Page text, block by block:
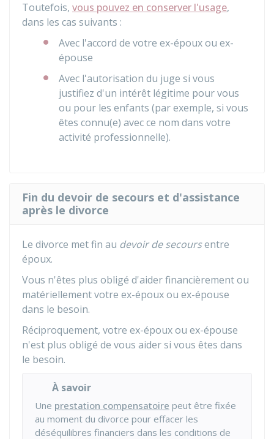
Toutefois, vous pouvez en conserver l'usage,
dans les cas suivants :
Avec l'accord de votre ex-époux ou ex-
épouse
Avec l'autorisation du juge si vous
justifiez d'un intérêt légitime pour vous
ou pour les enfants (par exemple, si vous
êtes connu(e) avec ce nom dans votre
activité professionnelle).
Fin du devoir de secours et d'assistance
après le divorce
Le divorce met fin au devoir de secoursentre
époux.
Vous n'êtes plus obligé d'aider financièrement ou
matériellement votre ex-époux ou ex-épouse
dans le besoin.
Réciproquement, votre ex-époux ou ex-épouse
n'est plus obligé de vous aider si vous êtes dans
le besoin.
À savoir
Une prestation compensatoire peut être fixée
au moment du divorce pour effacer les
déséquilibres financiers dans les conditions de